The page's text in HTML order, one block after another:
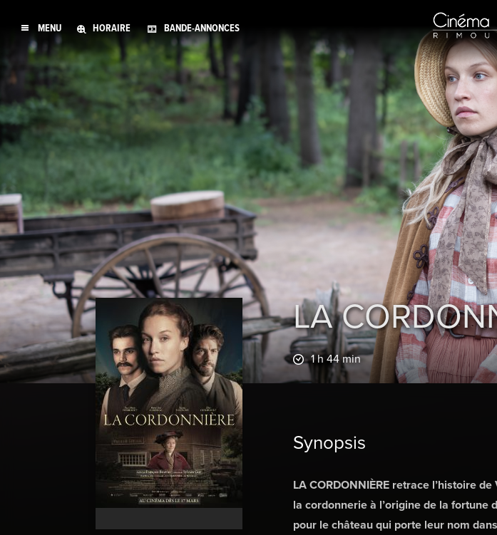
MENU HORAIRE BANDE-ANNONCES
LA
1 h 44 min
Synopsis
LA CORDONNIÈRE retrace l’histoire
la cordonnerie à l’origine de la fortune
pour le château qui porte leur nom